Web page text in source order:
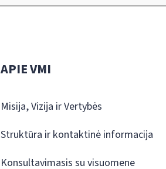
APIE VMI
Misija, Vizija ir Vertybės
Struktūra ir kontaktinė informacija
Konsultavimasis su visuomene